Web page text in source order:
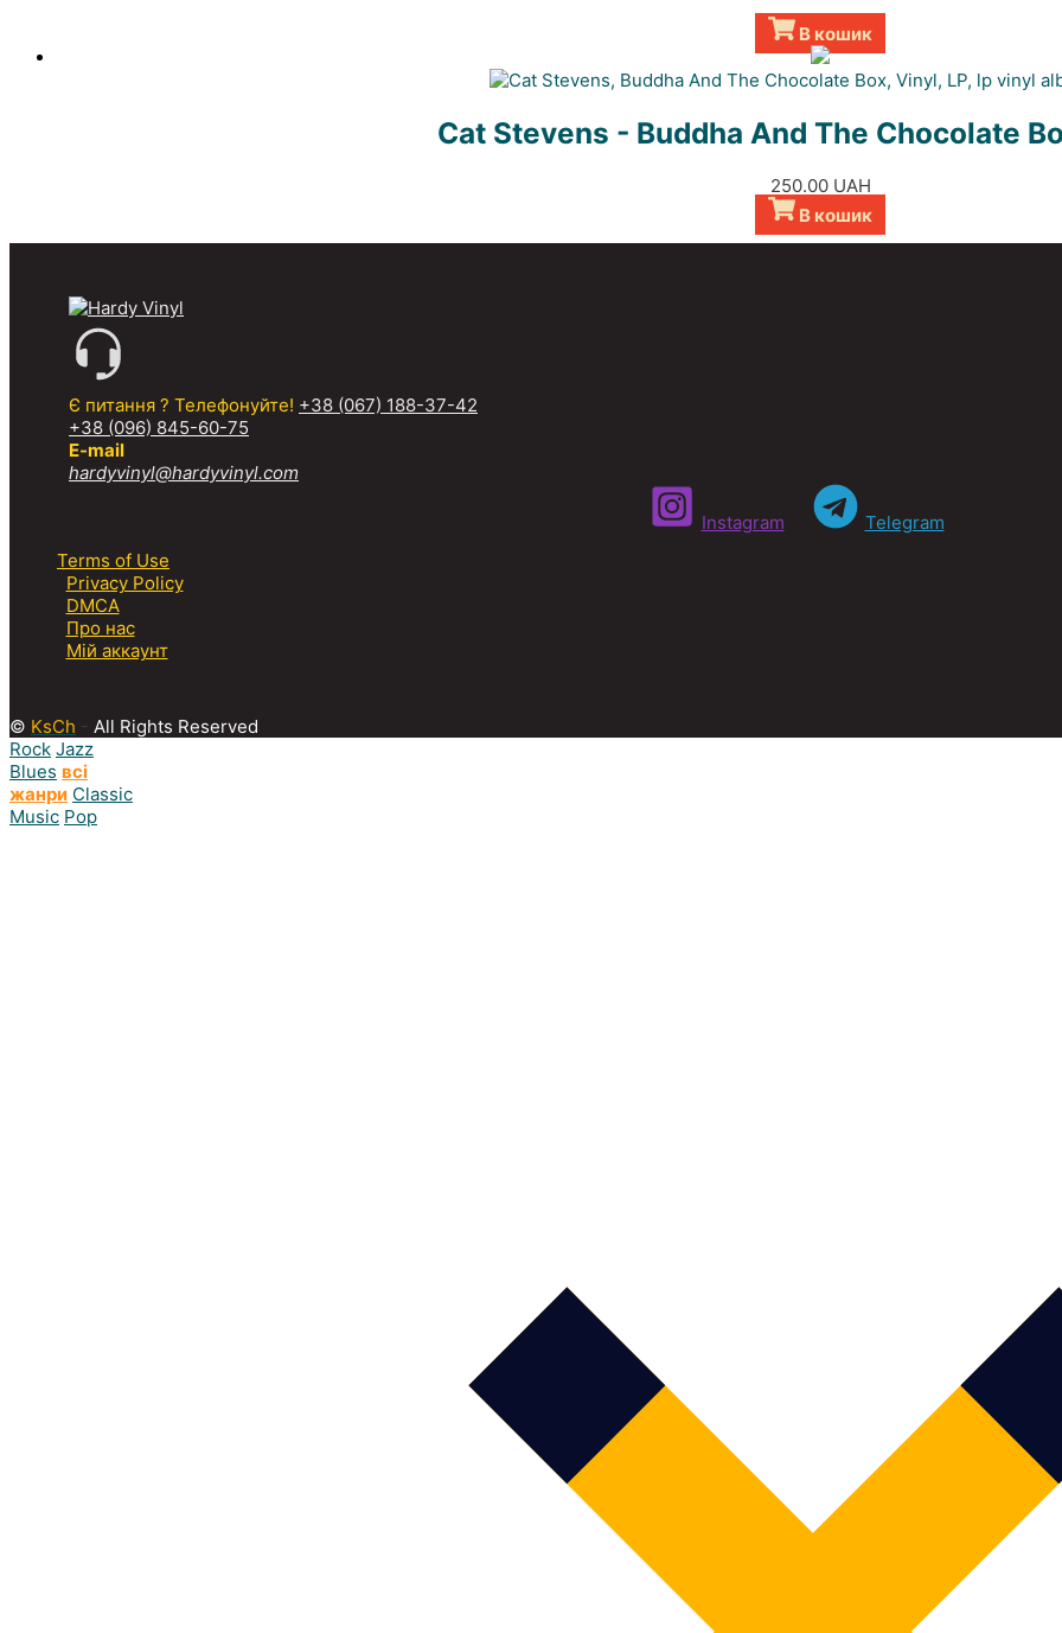
В кошик
Cat Stevens - Buddha And The Chocolate
250.00 UAH
В кошик
Є питання ? Телефонуйте! +38 (067) 188-37-42
+38 (096) 845-60-75
E-mail
hardyvinyl@hardyvinyl.com
Instagram
Telegram
Terms of Use
Privacy Policy
DMCA
Про нас
Мій аккаунт
© KsCh - All Rights Reserved
Rock Jazz
Blues всі
жанри Classic
Music Pop